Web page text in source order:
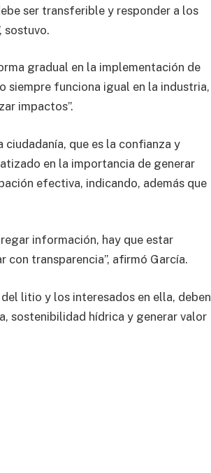
ser transferible y responder a los
sostuvo.
gradual en la implementación de
siempre funciona igual en la industria,
impactos”.
que es la confianza y
en la importancia de generar
efectiva, indicando, además que
información, hay que estar
transparencia”, afirmó García.
litio y los interesados en ella, deben
sostenibilidad hídrica y generar valor